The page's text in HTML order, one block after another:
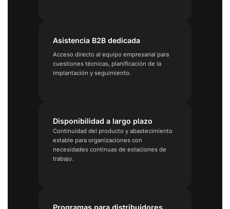
Asistencia B2B dedicada
Acceso directo al equipo empresarial para
cuestiones técnicas, planificación de la
implantación y seguimiento.
Disponibilidad a largo plazo
Continuidad del producto y abastecimiento
estable para organizaciones con
necesidades continuas de estaciones de
trabajo.
Programas para distribuidores